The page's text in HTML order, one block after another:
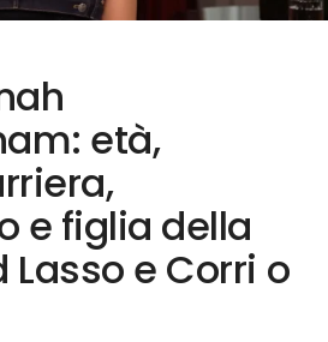
età,
e figlia della
Lasso e Corri o